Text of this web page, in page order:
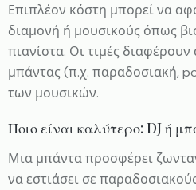
Επιπλέον κόστη μπορεί να
διαμονή ή μουσικούς όπως
πιανίστα. Οι τιμές
μπάντας (π.χ. παραδοσιακή,
των μουσικών.
Ποιο είναι καλύτερο: DJ ή
Μια μπάντα προσφέρει
να εστιάσει σε